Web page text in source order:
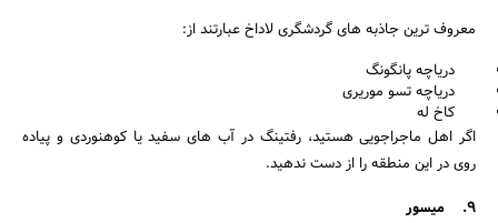
معروف ترین جاذبه های گردشگری لاداخ عبارتند از:
دریاچه پانگونگ
دریاچه تسو موریری
کاخ له
اگر اهل ماجراجویی هستید، رفتینگ در آب های سفید یا کوهنوردی و پیاده
روی در این منطقه را از دست ندهید.
9. میسور